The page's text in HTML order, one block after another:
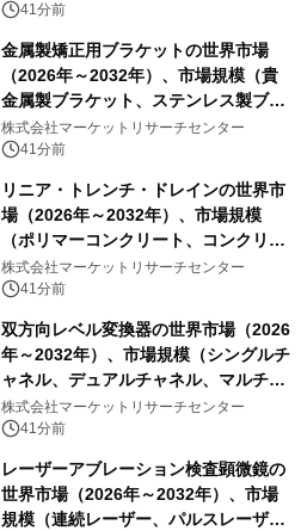
ートを発表
41分前
金属製矯正用ブラケットの世界市場
（2026年～2032年）、市場規模（貴
金属製ブラケット、ステンレス製ブラ
ケット、純チタン製ブラケット）・分
析レポートを発表
株式会社マーケットリサーチセンター
41分前
リニア・トレンチ・ドレインの世界市
場（2026年～2032年）、市場規模
（ポリマーコンクリート、コンクリー
ト、プラスチック、金属）・分析レポ
ートを発表
株式会社マーケットリサーチセンター
41分前
双方向レベル変換器の世界市場（2026
年～2032年）、市場規模（シングルチ
ャネル、デュアルチャネル、マルチチ
ャネル）・分析レポートを発表
株式会社マーケットリサーチセンター
41分前
レーザーアブレーション検査顕微鏡の
世界市場（2026年～2032年）、市場
規模（連続レーザー、パルスレーザ